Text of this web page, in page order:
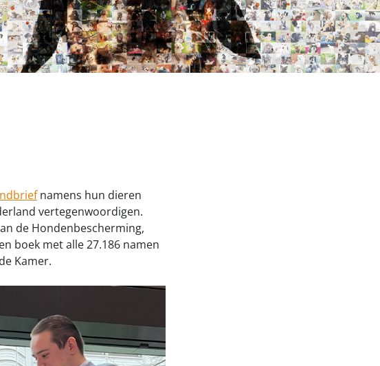
in actie
voor Honden Loop
een donatiebox aan
Onze successen voor honden
namens hun dieren
vertegenwoordigen.
de Hondenbescherming,
boek met alle 27.186 namen
Kamer.